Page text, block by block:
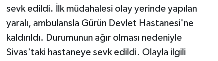
sevk edildi. İlk müdahalesi olay yerinde yapılan
yaralı, ambulansla Gürün Devlet Hastanesi'ne
kaldırıldı. Durumunun ağır olması nedeniyle
Sivas'taki hastaneye sevk edildi. Olayla ilgili